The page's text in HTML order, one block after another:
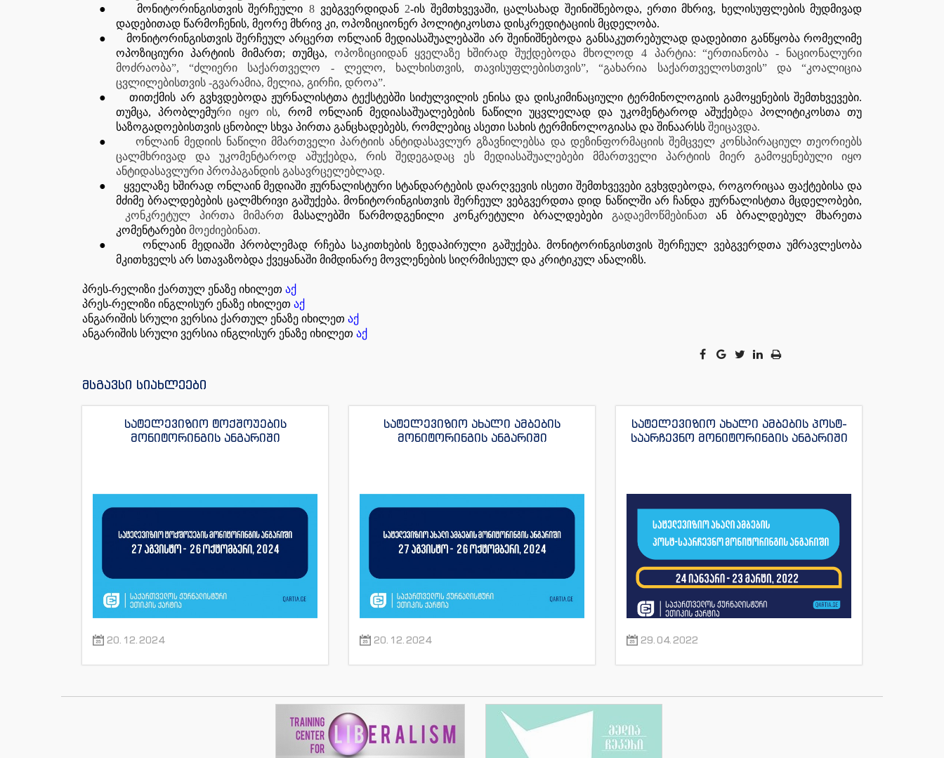
● მონიტორინგისთვის შერჩეული 8 ვებგვერდიდან 2-ის შემთხვევაში, ცალსახად შეინიშნებოდა, ერთი მხრივ, ხელისუფლების მუდმივად
დადებითად წარმოჩენის, მეორე მხრივ კი, ოპოზიციონერ პოლიტიკოსთა დისკრედიტაციის მცდელობა.
●
მონიტორინგისთვის შერჩეულ არცერთ ონლაინ მედიასაშუალებაში არ შეინიშნებოდა განსაკუთრებულად დადებითი განწყობა რომელიმე
ოპოზიციური პარტიის მიმართ; თუმცა,
ოპოზიციიდან ყველაზე ხშირად შუქდებოდა მხოლოდ 4
პარტია: “ერთიანობა - ნაციონალური
მოძრაობა”, “ძლიერი საქართველო - ლელო, ხალხისთვის, თავისუფლებისთვის”, “გახარია საქართველოსთვის” და “კოალიცია
ცვლილებისთვის -გვარამია, მელია, გირჩი, დროა”.
●
თითქმის არ გვხვდებოდა ჟურნალისტთა ტექსტებში სიძულვილის ენისა და დისკიმინაციული ტერმინოლოგიის გამოყენების შემთხვევები.
თუმცა, პრობლემური იყო ის, რომ ონლაინ მედიასაშუალებების ნაწილი უცვლელად და უკომენტაროდ აშუქებდა პოლიტიკოსთა თუ
საზოგადოებისთვის ცნობილ სხვა პირთა განცხადებებს, რომლებიც ასეთი სახის ტერმინოლოგიასა და შინაარსს შეიცავდა.
●
ონლაინ მედიის ნაწილი მმართველი პარტიის ანტიდასავლურ გზავნილებსა და დეზინფორმაციის შემცველ კონსპირაციულ თეორიებს
ცალმხრივად და უკომენტაროდ აშუქებდა, რის შედეგადაც ეს მედიასაშუალებები მმართველი პარტიის მიერ გამოყენებული იყო
ანტიდასავლური პროპაგანდის გასავრცელებლად.
●
ყველაზე ხშირად ონლაინ მედიაში ჟურნალისტური სტანდარტების დარღვევის ისეთი შემთხვევები გვხვდებოდა, როგორიცაა ფაქტებისა და
მძიმე ბრალდებების ცალმხრივი გაშუქება. მონიტორინგისთვის შერჩეულ ვებგვერდთა დიდ ნაწილში არ ჩანდა ჟურნალისტთა მცდელობები,
კონკრეტულ პირთა მიმართმასალებში წარმოდგენილი კონკრეტული ბრალდებებიგადაემოწმებინათან ბრალდებულ მხარეთა
კომენტარები მოეძიებინათ.
●
ონლაინ მედიაში პრობლემად რჩება საკითხების ზედაპირული გაშუქება. მონიტორინგისთვის შერჩეულ ვებგვერდთა უმრავლესობა
მკითხველს არ სთავაზობდა ქვეყანაში მიმდინარე მოვლენების სიღრმისეულ და კრიტიკულ ანალიზს.
პრეს-რელიზი ქართულ ენაზე იხილეთ აქ
პრეს-რელიზი ინგლისურ ენაზე იხილეთ აქ
ანგარიშის სრული ვერსია ქართულ ენაზე იხილეთ აქ
ანგარიშის სრული ვერსია ინგლისურ ენაზე იხილეთ აქ
მსგავსი სიახლეები
სატელევიზიო ტოქშოუების
მონიტორინგის ანგარიში
20.12.2024
სატელევიზიო ახალი ამბების
მონიტორინგის ანგარიში
20.12.2024
სატელევიზიო ახალი ამბების პოსტ-
საარჩევნო მონიტორინგის ანგარიში
29.04.2022